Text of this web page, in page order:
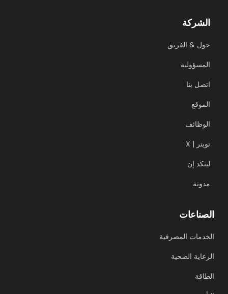
الشركة
حول & الفريق
المسؤولية
اتصل بنا
الموقع
الوظائف
X | تويتر
لينكد إن
مدونة
الصناعات
الخدمات المصرفية
الرعاية الصحية
الطاقة